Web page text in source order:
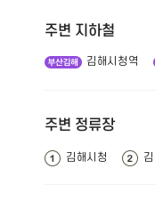
주변 지하철
김해시청역
주변 정류장
김해시청